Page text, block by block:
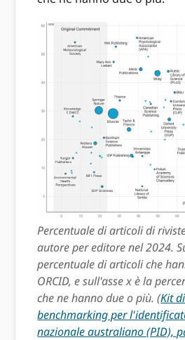
Percentuale di articoli di
autore per editore nel 2024.
percentuale di articoli che
ORCID, e sull'asse x è la
che ne hanno due o più. (Kit
benchmarking per
nazionale australiano (PID),